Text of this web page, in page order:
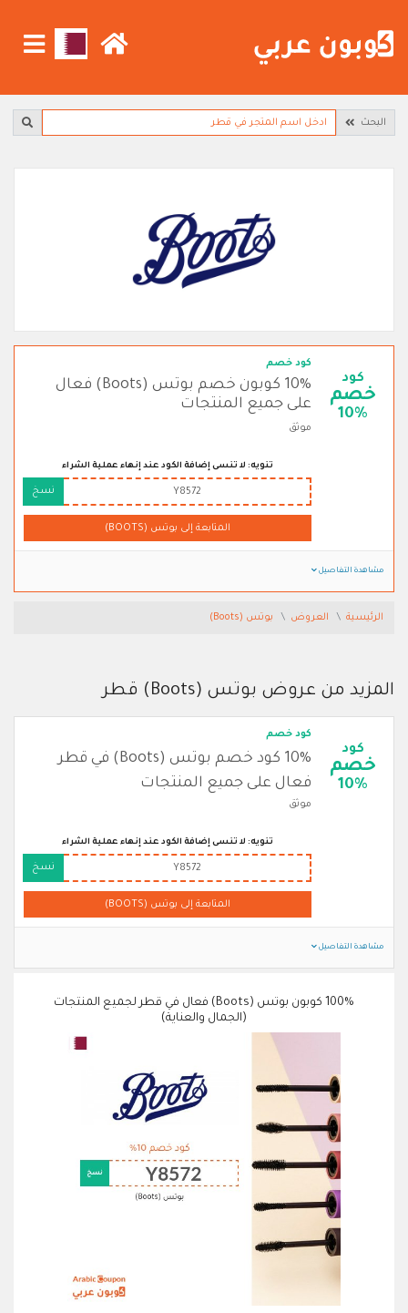
البحث
كود
خصم
10%
كود خصم
10% كوبون خصم بوتس (Boots) فعال
على جميع المنتجات
موثق
تنويه: لا تنسى إضافة الكود عند إنهاء عملية الشراء
Y8572 نسخ
المتابعة إلى بوتس (BOOTS)
مشاهدة التفاصيل
الرئيسية العروض بوتس (Boots)
المزيد من عروض بوتس (Boots) قطر
كود
خصم
10%
كود خصم
10% كود خصم بوتس (Boots) في قطر
فعال على جميع المنتجات
موثق
تنويه: لا تنسى إضافة الكود عند إنهاء عملية الشراء
Y8572 نسخ
المتابعة إلى بوتس (BOOTS)
مشاهدة التفاصيل
100% كوبون بوتس (Boots) فعال في قطر لجميع المنتجات
(الجمال والعناية)